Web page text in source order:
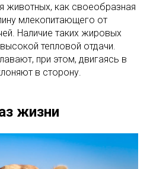
животных, как своеобразная
млекопитающего от
Наличие таких жировых
тепловой отдачи.
при этом, двигаясь в
в сторону.
жизни